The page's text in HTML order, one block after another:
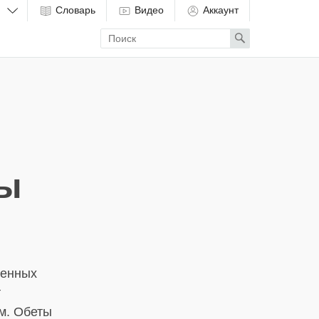
Словарь Видео Аккаунт
Enter
search
term
Search
Обеты